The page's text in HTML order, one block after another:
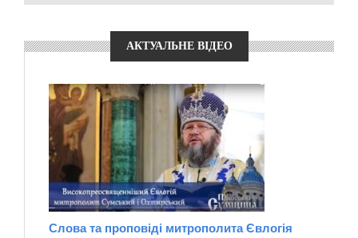
АКТУАЛЬНЕ ВІДЕО
Слова та проповіді митрополита Євлогія